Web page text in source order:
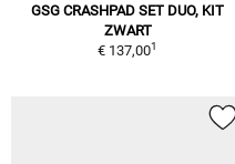
GSG CRASHPAD SET DUO, KIT
ZWART
€ 137,001